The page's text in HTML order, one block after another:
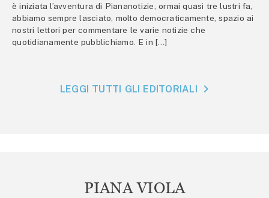
è iniziata l’avventura di Piananotizie, ormai quasi tre lustri fa,
abbiamo sempre lasciato, molto democraticamente, spazio ai
nostri lettori per commentare le varie notizie che
quotidianamente pubblichiamo. E in […]
LEGGI TUTTI GLI EDITORIALI
PIANA VIOLA